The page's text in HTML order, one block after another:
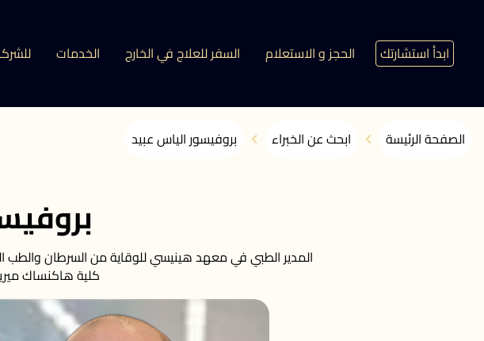
الخدمات السفر للعلاج في الخارج الحجز و الاستعلام ابدأ استشارتك
الصفحة الرئيسة ابحث عن الخبراء بروفيسور الياس عبيد
المدير الطبي في معهد هينيسي للوقاية من السرطان والطب
كلية هاكنساك